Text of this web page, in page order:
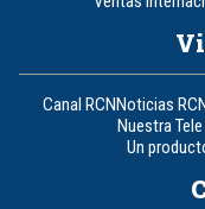
Canal RCNNoticias
Nuestra
Un